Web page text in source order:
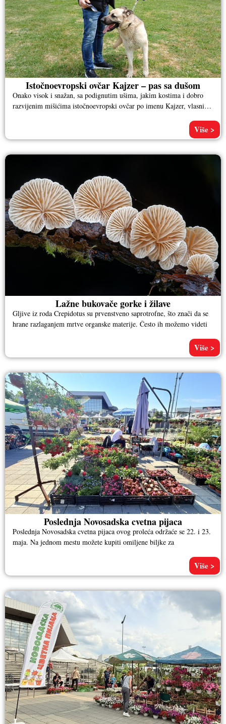
Istočnoevropski ovčar Kajzer – pas sa dušom
Onako visok i snažan, sa podignutim ušima, jakim kostima i dobro
razvijenim mišićima istočnoevropski ovčar po imenu Kajzer, vlasnika
Više >
Lažne bukovače gorke i žilave
Gljive iz roda Crepidotus su prvenstveno saprotrofne, što znači da se
hrane razlaganjem mrtve organske materije. Često ih možemo videti
Više >
Poslednja Novosadska cvetna pijaca
Poslednja Novosadska cvetna pijaca ovog proleća održaće se 22. i 23.
maja. Na jednom mestu možete kupiti omiljene biljke za
Više >